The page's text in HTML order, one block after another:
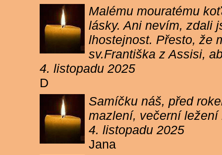
Malému mouratému
lásky. Ani nevím, zdali
lhostejnost. Přesto, že
sv.Františka z Assisi,
4. listopadu 2025
D
Samíčku náš, před
mazlení, večerní
4. listopadu 2025
Jana